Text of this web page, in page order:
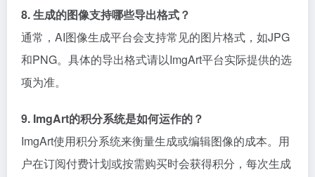
8. 生成的图像支持哪些导出格式？
通常，AI图像生成平台会支持常见的图片格式，如JPG
和PNG。具体的导出格式请以ImgArt平台实际提供的选
项为准。
9. ImgArt的积分系统是如何运作的？
ImgArt使用积分系统来衡量生成或编辑图像的成本。用
户在订阅付费计划或按需购买时会获得积分，每次生成